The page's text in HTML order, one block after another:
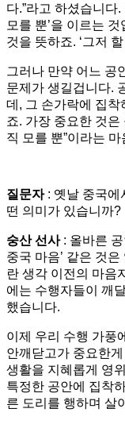
다.”라고 하셨습니다
모를 뿐’을 이르는
것을 뜻하죠. ‘그저
그러나 만약 어느 공
문제가 생길겁니다.
데, 그 손가락에 집착
죠. 가장 중요한 것은
직 모를 뿐”이라는
질문자: 옛날 중국에
떤 의미가 있습니까?
숭산 선사: 올바른 공
중국 마음’ 같은 것
란 생각 이전의 마음
에는 수행자들이 깨
했습니다.
이제 우리 수행 가풍
안깨닫고가 중요한
생활을 지혜롭게 영
특정한 공안에 집착
른 도리를 행하며 살